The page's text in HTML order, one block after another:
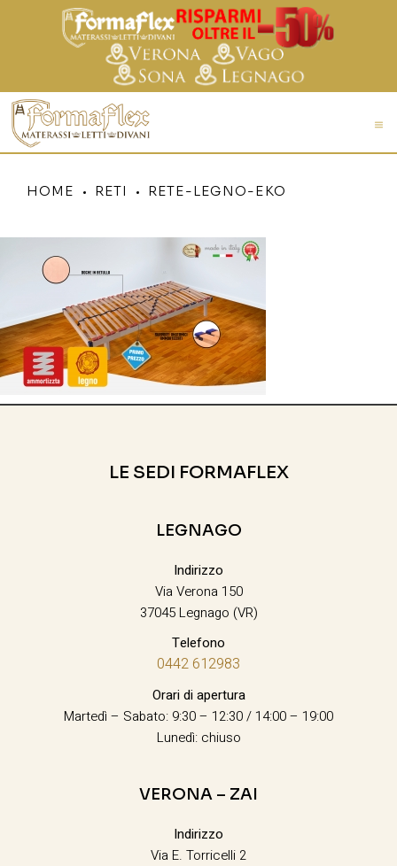
HOME RETI RETE-LEGNO-EKO
LE SEDI FORMAFLEX
LEGNAGO
Indirizzo
Via Verona 150
37045 Legnago (VR)
Telefono
0442 612983
Orari di apertura
Martedì – Sabato: 9:30 – 12:30 / 14:00 – 19:00
Lunedì: chiuso
VERONA – ZAI
Indirizzo
Via E. Torricelli 2